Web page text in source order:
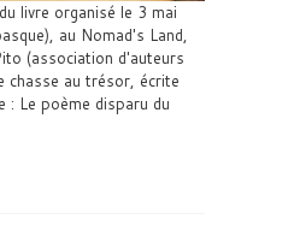
livre organisé le 3 mai
au Nomad's Land,
(association d'auteurs
chasse au trésor, écrite
: Le poème disparu du